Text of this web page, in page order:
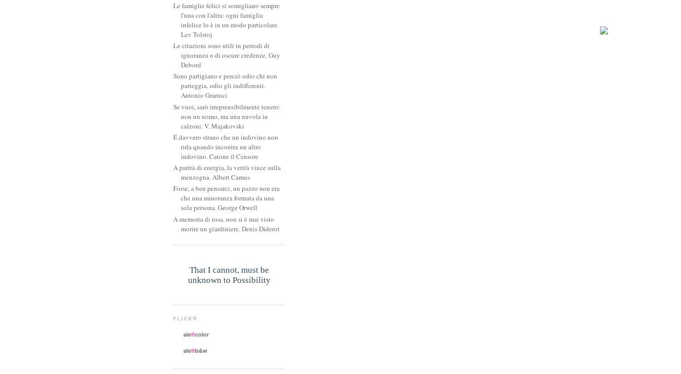
Le famiglie felici si somigliano sempre
l'una con l'altra: ogni famiglia
infelice lo è in un modo particolare.
Lev Tolstoj
Le citazioni sono utili in periodi di
ignoranza o di oscure credenze. Guy
Debord
Sono partigiano e perciò odio chi non
parteggia, odio gli indifferenti.
Antonio Gramsci
Se vuoi, sarò irreprensibilmente tenero:
non un uomo, ma una nuvola in
calzoni. V. Majakovski
È davvero strano che un indovino non
rida quando incontra un altro
indovino. Catone il Censore
A parità di energia, la verità vince sulla
menzogna. Albert Camus
Forse, a ben pensarci, un pazzo non era
che una minoranza formata da una
sola persona. George Orwell
A memoria di rosa, non si è mai visto
morire un giardiniere. Denis Diderot
That I cannot, must be
unknown to Possibility
FLICKR
ale®color
ale®b&w